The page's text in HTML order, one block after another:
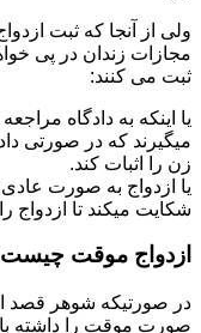
ولی از آنجا که ثبت
مجازات زندان در پی
ثبت می کنند:
یا اینکه به دادگاه
میگیرند که در صورتی
زن را اثبات کند.
یا ازدواج به صورت
شکایت میکند تا ازدواج
ازدواج موقت
در صورتیکه شوهر قصد
صورت موقت را داشته